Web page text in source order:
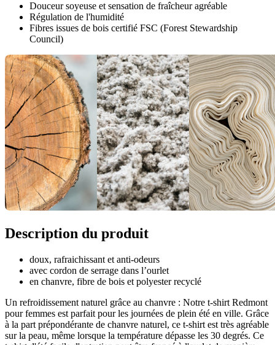
Douceur soyeuse et sensation de fraîcheur agréable
Régulation de l'humidité
Fibres issues de bois certifié FSC (Forest Stewardship
Council)
Description du produit
doux, rafraichissant et anti-odeurs
avec cordon de serrage dans l’ourlet
en chanvre, fibre de bois et polyester recyclé
Un refroidissement naturel grâce au chanvre : Notre t-shirt Redmont
pour femmes est parfait pour les journées de plein été en ville. Grâce
à la part prépondérante de chanvre naturel, ce t-shirt est très agréable
sur la peau, même lorsque la température dépasse les 30 degrés. Ce